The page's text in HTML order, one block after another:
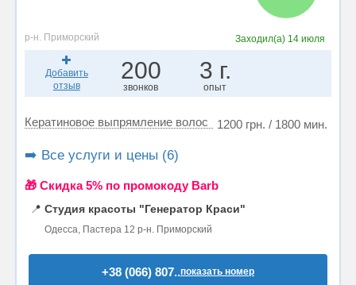
р-н. Приморский Заходил(а) 14 июля
Добавить
отзыв
200
звонков
3 г.
опыт
Кератиновое выпрямление волос 1200 грн. / 1800 мин.
➡️ Все услуги и цены (6)
🎁 Cкидка 5% по промокоду Barb
📍 Студия красоты "Генератор Краси"
Одесса, Пастера 12 р-н. Приморский
+38 (066) 807..показать номер